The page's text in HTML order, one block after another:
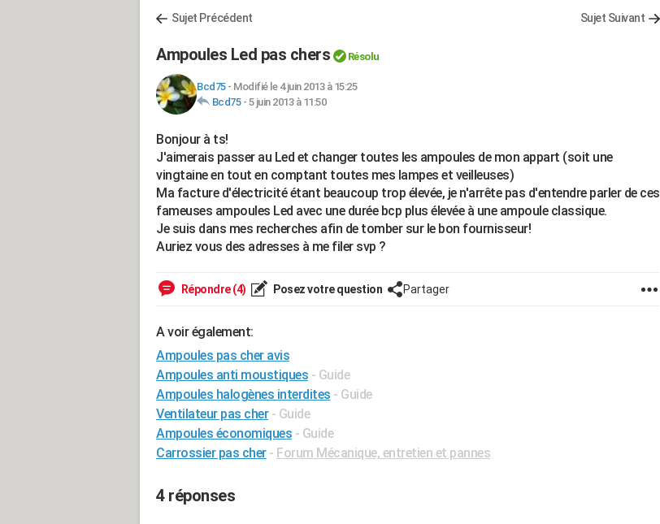
Sujet Précédent Sujet Suivant
Ampoules Led pas chers Résolu
Bcd75- Modifié le 4 juin 2013 à 15:25
Bcd75- 5 juin 2013 à 11:50
Bonjour à ts!
J'aimerais passer au Led et changer toutes les ampoules de mon appart (soit une
vingtaine en tout en comptant toutes mes lampes et veilleuses)
Ma facture d'électricité étant beaucoup trop élevée, je n'arrête pas d'entendre parler de ces
fameuses ampoules Led avec une durée bcp plus élevée à une ampoule classique.
Je suis dans mes recherches afin de tomber sur le bon fournisseur!
Auriez vous des adresses à me filer svp ?
Répondre (4) Posez votre question Partager
A voir également:
Ampoules pas cher avis
Ampoules anti moustiques - Guide
Ampoules halogènes interdites - Guide
Ventilateur pas cher - Guide
Ampoules économiques - Guide
Carrossier pas cher - Forum Mécanique, entretien et pannes
4 réponses